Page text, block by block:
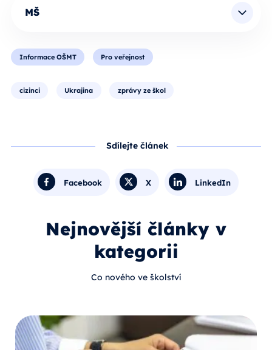
MŠ
Informace OŠMT Pro veřejnost
cizinci Ukrajina zprávy ze škol
Sdílejte článek
Facebook X LinkedIn
Nejnovější články v
kategorii
Co nového ve školství